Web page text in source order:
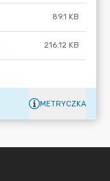
89.1 KB
216.12 KB
METRYCZKA